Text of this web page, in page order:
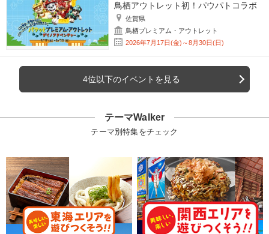
鳥栖アウトレット初！パウパトコラボ
佐賀県
鳥栖プレミアム・アウトレット
2026年7月17日(金)～8月30日(日)
4位以下のイベントを見る
テーマWalker
テーマ別特集をチェック